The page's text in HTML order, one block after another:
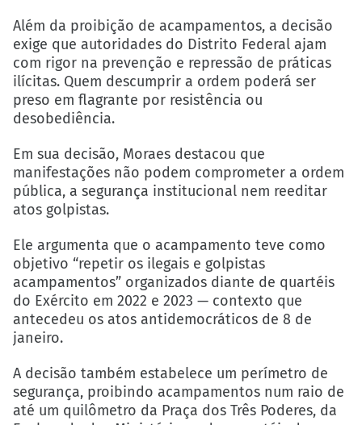
Além da proibição de acampamentos, a decisão
exige que autoridades do Distrito Federal ajam
com rigor na prevenção e repressão de práticas
ilícitas. Quem descumprir a ordem poderá ser
preso em flagrante por resistência ou
desobediência.
Em sua decisão, Moraes destacou que
manifestações não podem comprometer a ordem
pública, a segurança institucional nem reeditar
atos golpistas.
Ele argumenta que o acampamento teve como
objetivo “repetir os ilegais e golpistas
acampamentos” organizados diante de quartéis
do Exército em 2022 e 2023 — contexto que
antecedeu os atos antidemocráticos de 8 de
janeiro.
A decisão também estabelece um perímetro de
segurança, proibindo acampamentos num raio de
até um quilômetro da Praça dos Três Poderes, da